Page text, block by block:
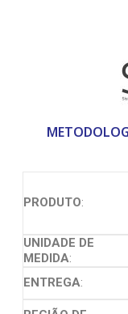
PRODUTO:
UNIDADE DE
MEDIDA:
ENTREGA: